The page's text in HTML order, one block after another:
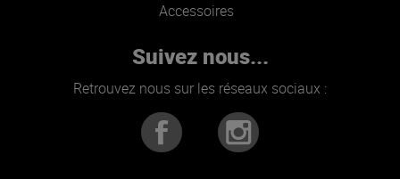
Accessoires
Suivez nous...
Retrouvez nous sur les réseaux sociaux :